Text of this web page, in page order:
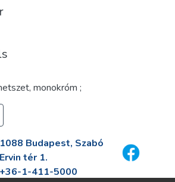
monokróm ;
1088 Budapest, Szabó
Ervin tér 1.
+36-1-411-5000